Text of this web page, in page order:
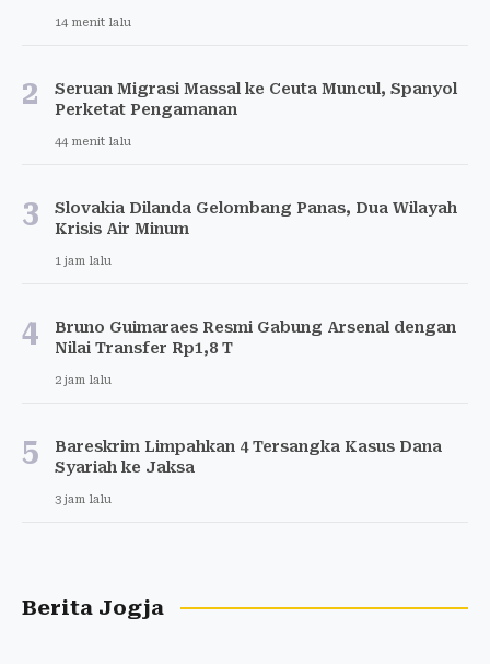
14 menit lalu
2
Seruan Migrasi Massal ke Ceuta Muncul, Spanyol
Perketat Pengamanan
44 menit lalu
3
Slovakia Dilanda Gelombang Panas, Dua Wilayah
Krisis Air Minum
1 jam lalu
4
Bruno Guimaraes Resmi Gabung Arsenal dengan
Nilai Transfer Rp1,8 T
2 jam lalu
5
Bareskrim Limpahkan 4 Tersangka Kasus Dana
Syariah ke Jaksa
3 jam lalu
Berita Jogja